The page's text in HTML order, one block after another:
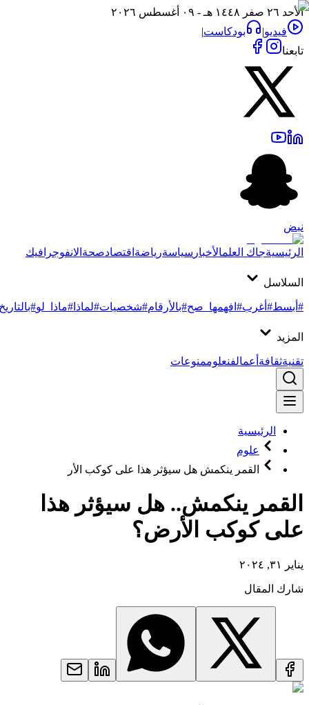
الأحد ٢٦ صفر ١٤٤٨ هـ - ٠٩ أغسطس ٢٠٢٦
فيديو| بودكاست|
تابعنا
نبض
الرئيسيةجاك العلمالأخبار سياسةرياضةاقتصادصحةالانفوجرافيك
السلاسل
#أبسط#أغرب#افهمها_صح#بالأرقام#شخصيات#لماذا #ماذا_لو#بالتاريخ
المزيد
تقنيةثقافةأعمالفنعلوممنوعات
الرئيسية
علوم
القمر ينكمش هل سيؤثر هذا على كوكب الأر
القمر ينكمش.. هل سيؤثر هذا
على كوكب الأرض؟
يناير ٣١, ٢٠٢٤
شارك المقال